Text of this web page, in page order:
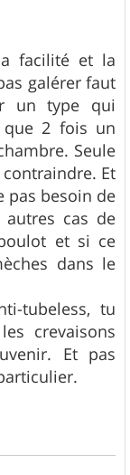
facilité et la
galérer faut
un type qui
que 2 fois un
Seule
Et
pas besoin de
autres cas de
et si ce
dans le
tubeless, tu
crevaisons
Et pas